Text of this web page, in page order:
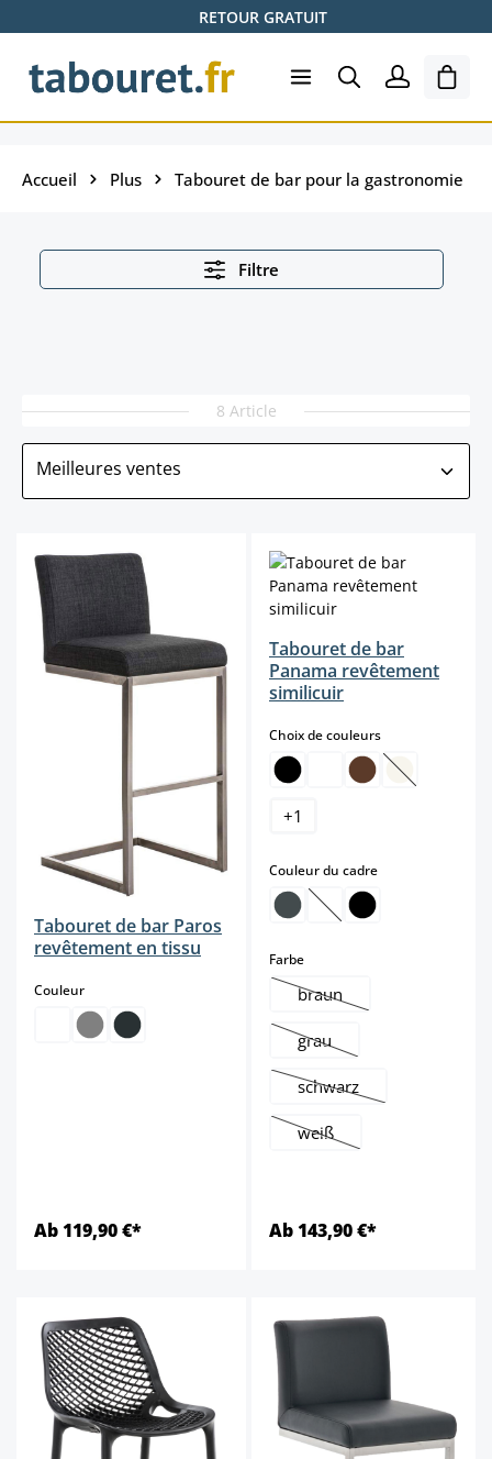
Passer au contenu principalRETOUR GRATUIT
Le
Accueil Plus Tabouret de bar pour la gastronomie
Filtre
8 Article
Tabouret de bar Paros
revêtement en tissu
Couleurselect
Ab 119,90 €*
Tabouret de bar
Panama revêtement
similicuir
Choix de couleursselect
(Cette
+1
Couleur du cadreselect
(Cette option n'est pas
Farbeselect
braun
(Cette option n'est pas
grau
(Cette option n'est pas
schwarz
(Cette option n'est pas
weiß
(Cette option n'est pas
Ab 143,90 €*